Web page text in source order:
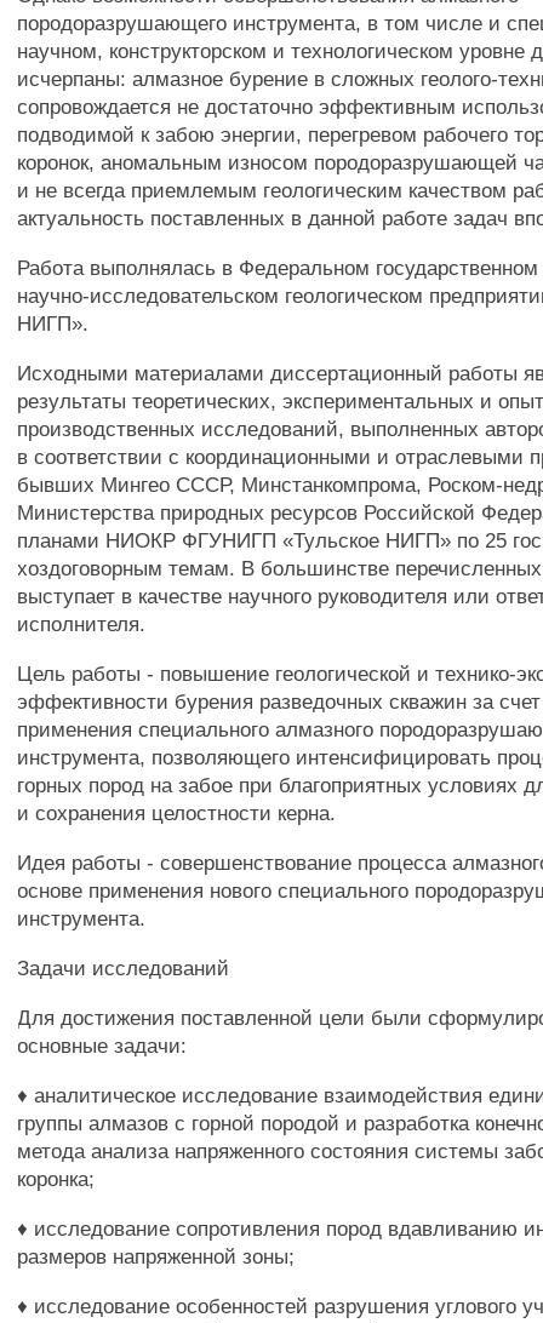
породоразрушающего инструмента, в том числе и
научном, конструкторском и технологическом уровне
исчерпаны: алмазное бурение в сложных геолого-
сопровождается не достаточно эффективным
подводимой к забою энергии, перегревом рабочего
коронок, аномальным износом породоразрушающей
и не всегда приемлемым геологическим качеством
актуальность поставленных в данной работе задач
Работа выполнялась в Федеральном
научно-исследовательском геологическом
НИГП».
Исходными материалами диссертационный работы
результаты теоретических, экспериментальных и
производственных исследований, выполненных
в соответствии с координационными и отраслевыми
бывших Мингео СССР, Минстанкомпрома, Роском-
Министерства природных ресурсов Российской
планами НИОКР ФГУНИГП «Тульское НИГП» по 25
хоздоговорным темам. В большинстве
выступает в качестве научного руководителя или
исполнителя.
Цель работы - повышение геологической и технико-
эффективности бурения разведочных скважин за
применения специального алмазного
инструмента, позволяющего интенсифицировать
горных пород на забое при благоприятных условиях
и сохранения целостности керна.
Идея работы - совершенствование процесса
основе применения нового специального
инструмента.
Задачи исследований
Для достижения поставленной цели были
основные задачи:
♦ аналитическое исследование взаимодействия
группы алмазов с горной породой и разработка
метода анализа напряженного состояния системы
коронка;
♦ исследование сопротивления пород вдавливанию
размеров напряженной зоны;
♦ исследование особенностей разрушения углового